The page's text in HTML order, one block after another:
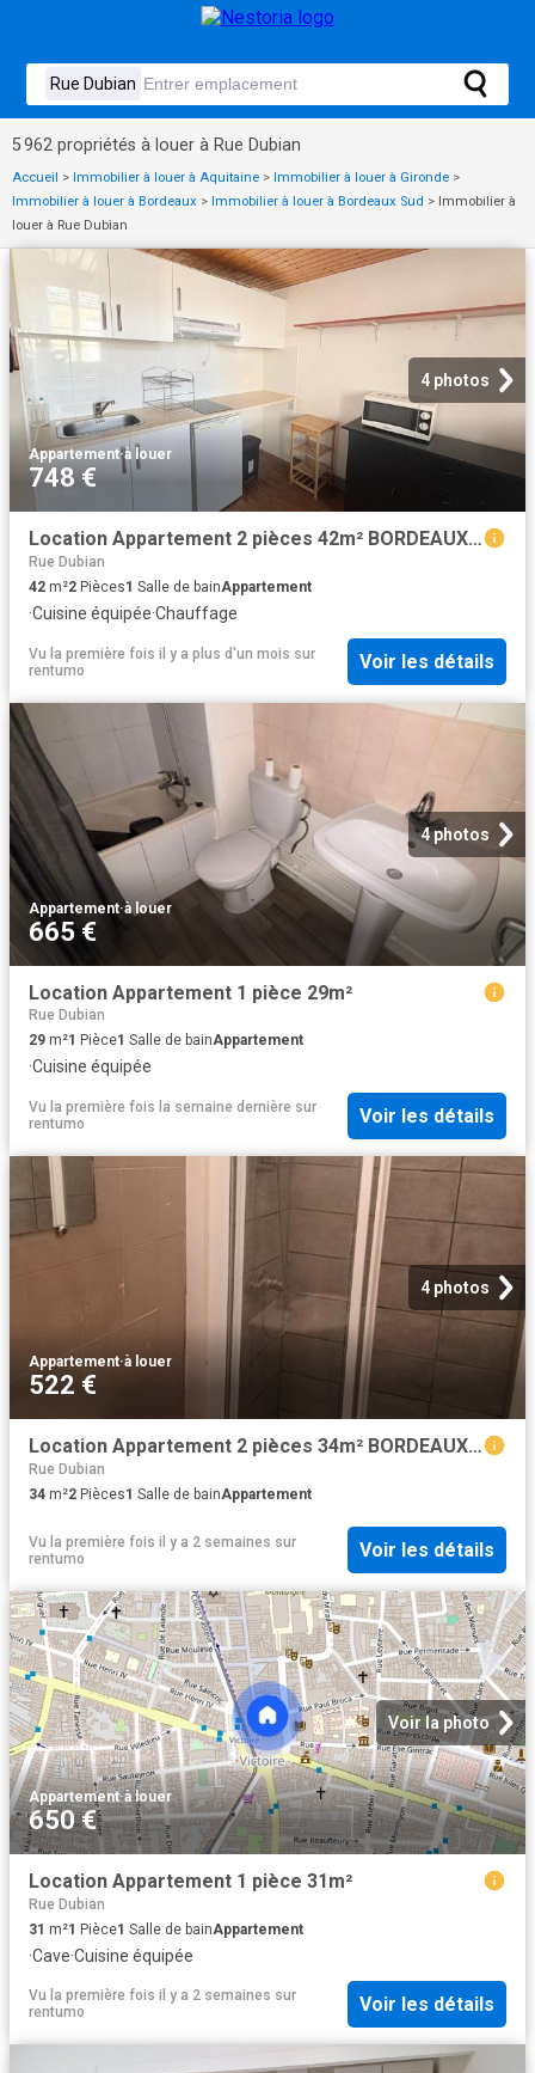
5 962 propriétés à louer à Rue Dubian
Accueil > Immobilier à louer à Aquitaine > Immobilier à louer à Gironde >
Immobilier à louer à Bordeaux > Immobilier à louer à Bordeaux Sud > Immobilier à
louer à Rue Dubian
4 photos
Appartement·à louer
748 €
Location Appartement 2 pièces 42m² BORDEAUX 33000
Rue Dubian
42 m²2 Pièces1 Salle de bainAppartement
·Cuisine équipée·Chauffage
Vu la première fois il y a plus d'un mois sur
rentumo
Voir les détails
4 photos
Appartement·à louer
665 €
Location Appartement 1 pièce 29m²
Rue Dubian
29 m²1 Pièce1 Salle de bainAppartement
·Cuisine équipée
Vu la première fois la semaine dernière sur
rentumo
Voir les détails
4 photos
Appartement·à louer
522 €
Location Appartement 2 pièces 34m² BORDEAUX 33000
Rue Dubian
34 m²2 Pièces1 Salle de bainAppartement
Vu la première fois il y a 2 semaines sur
rentumo
Voir les détails
Voir la photo
Appartement·à louer
650 €
Location Appartement 1 pièce 31m²
Rue Dubian
31 m²1 Pièce1 Salle de bainAppartement
·Cave·Cuisine équipée
Vu la première fois il y a 2 semaines sur
rentumo
Voir les détails